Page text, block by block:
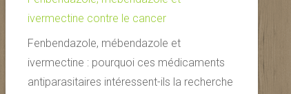
ivermectine contre le cancer
Fenbendazole, mébendazole et
ivermectine : pourquoi ces médicaments
antiparasitaires intéressent-ils la recherche